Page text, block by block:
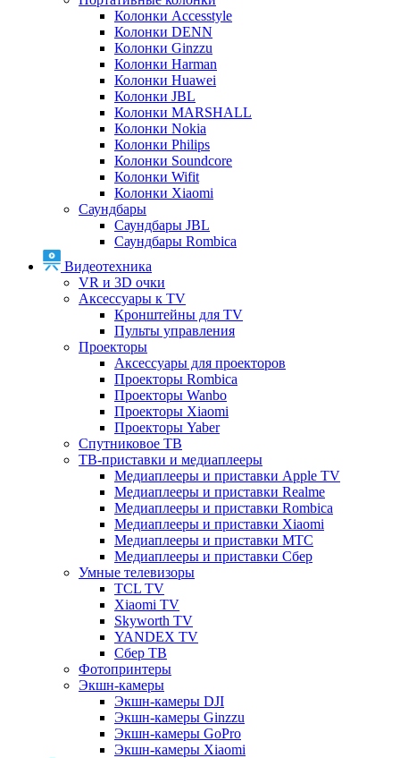
Колонки Accesstyle
Колонки DENN
Колонки Ginzzu
Колонки Harman
Колонки Huawei
Колонки JBL
Колонки MARSHALL
Колонки Nokia
Колонки Philips
Колонки Soundcore
Колонки Wifit
Колонки Xiaomi
Саундбары
Саундбары JBL
Саундбары Rombica
Видеотехника
VR и 3D очки
Аксессуары к TV
Кронштейны для TV
Пульты управления
Проекторы
Аксессуары для проекторов
Проекторы Rombica
Проекторы Wanbo
Проекторы Xiaomi
Проекторы Yaber
Спутниковое ТВ
ТВ-приставки и медиаплееры
Медиаплееры и приставки Apple TV
Медиаплееры и приставки Realme
Медиаплееры и приставки Rombica
Медиаплееры и приставки Xiaomi
Медиаплееры и приставки МТС
Медиаплееры и приставки Сбер
Умные телевизоры
TCL TV
Xiaomi TV
Skyworth TV
YANDEX TV
Сбер ТВ
Фотопринтеры
Экшн-камеры
Экшн-камеры DJI
Экшн-камеры Ginzzu
Экшн-камеры GoPro
Экшн-камеры Xiaomi